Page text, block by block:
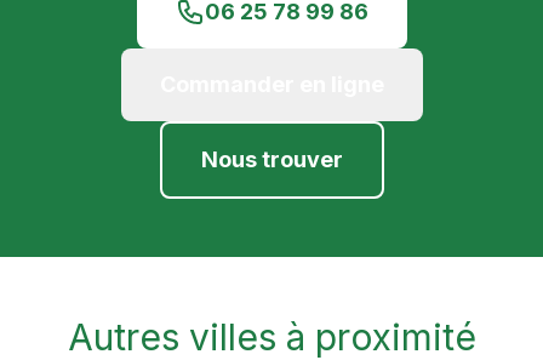
06 25 78 99 86
Nous trouver
Autres villes à proximité